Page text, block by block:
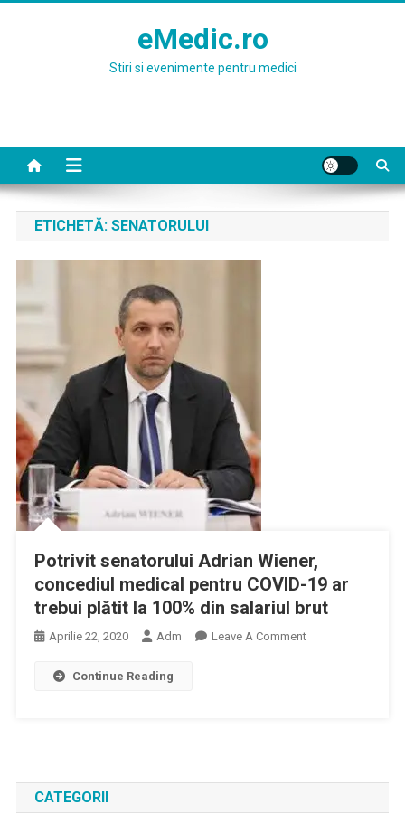
eMedic.ro
Stiri si evenimente pentru medici
ETICHETĂ: SENATORULUI
Potrivit senatorului Adrian Wiener,
concediul medical pentru COVID-19 ar
trebui plătit la 100% din salariul brut
Aprilie 22, 2020 Adm Leave A CommentOn
Pentru
Continue Reading
CATEGORII